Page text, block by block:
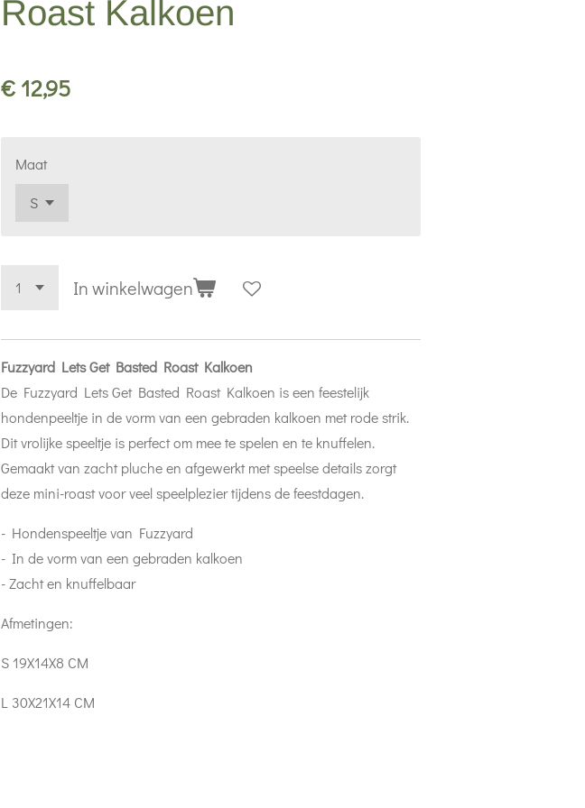
Roast Kalkoen
€ 12,95
Maat
In winkelwagen
Fuzzyard Lets Get Basted Roast Kalkoen
De Fuzzyard Lets Get Basted Roast Kalkoen is een feestelijk
hondenpeeltje in de vorm van een gebraden kalkoen met rode strik.
Dit vrolijke speeltje is perfect om mee te spelen en te knuffelen.
Gemaakt van zacht pluche en afgewerkt met speelse details zorgt
deze mini-roast voor veel speelplezier tijdens de feestdagen.
- Hondenspeeltje van Fuzzyard
- In de vorm van een gebraden kalkoen
- Zacht en knuffelbaar
Afmetingen:
S 19X14X8 CM
L 30X21X14 CM